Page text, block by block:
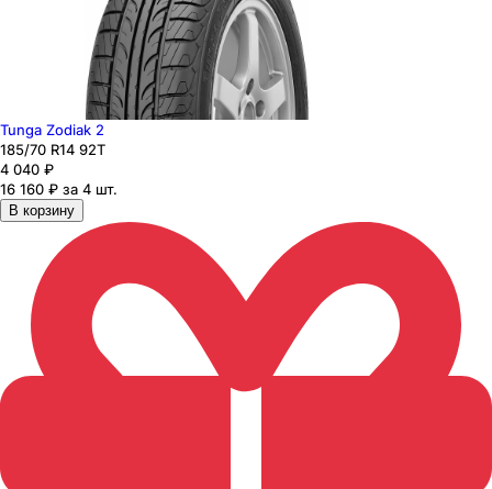
Tunga Zodiak 2
185/70 R14 92T
4 040 ₽
16 160 ₽ за 4 шт.
В корзину